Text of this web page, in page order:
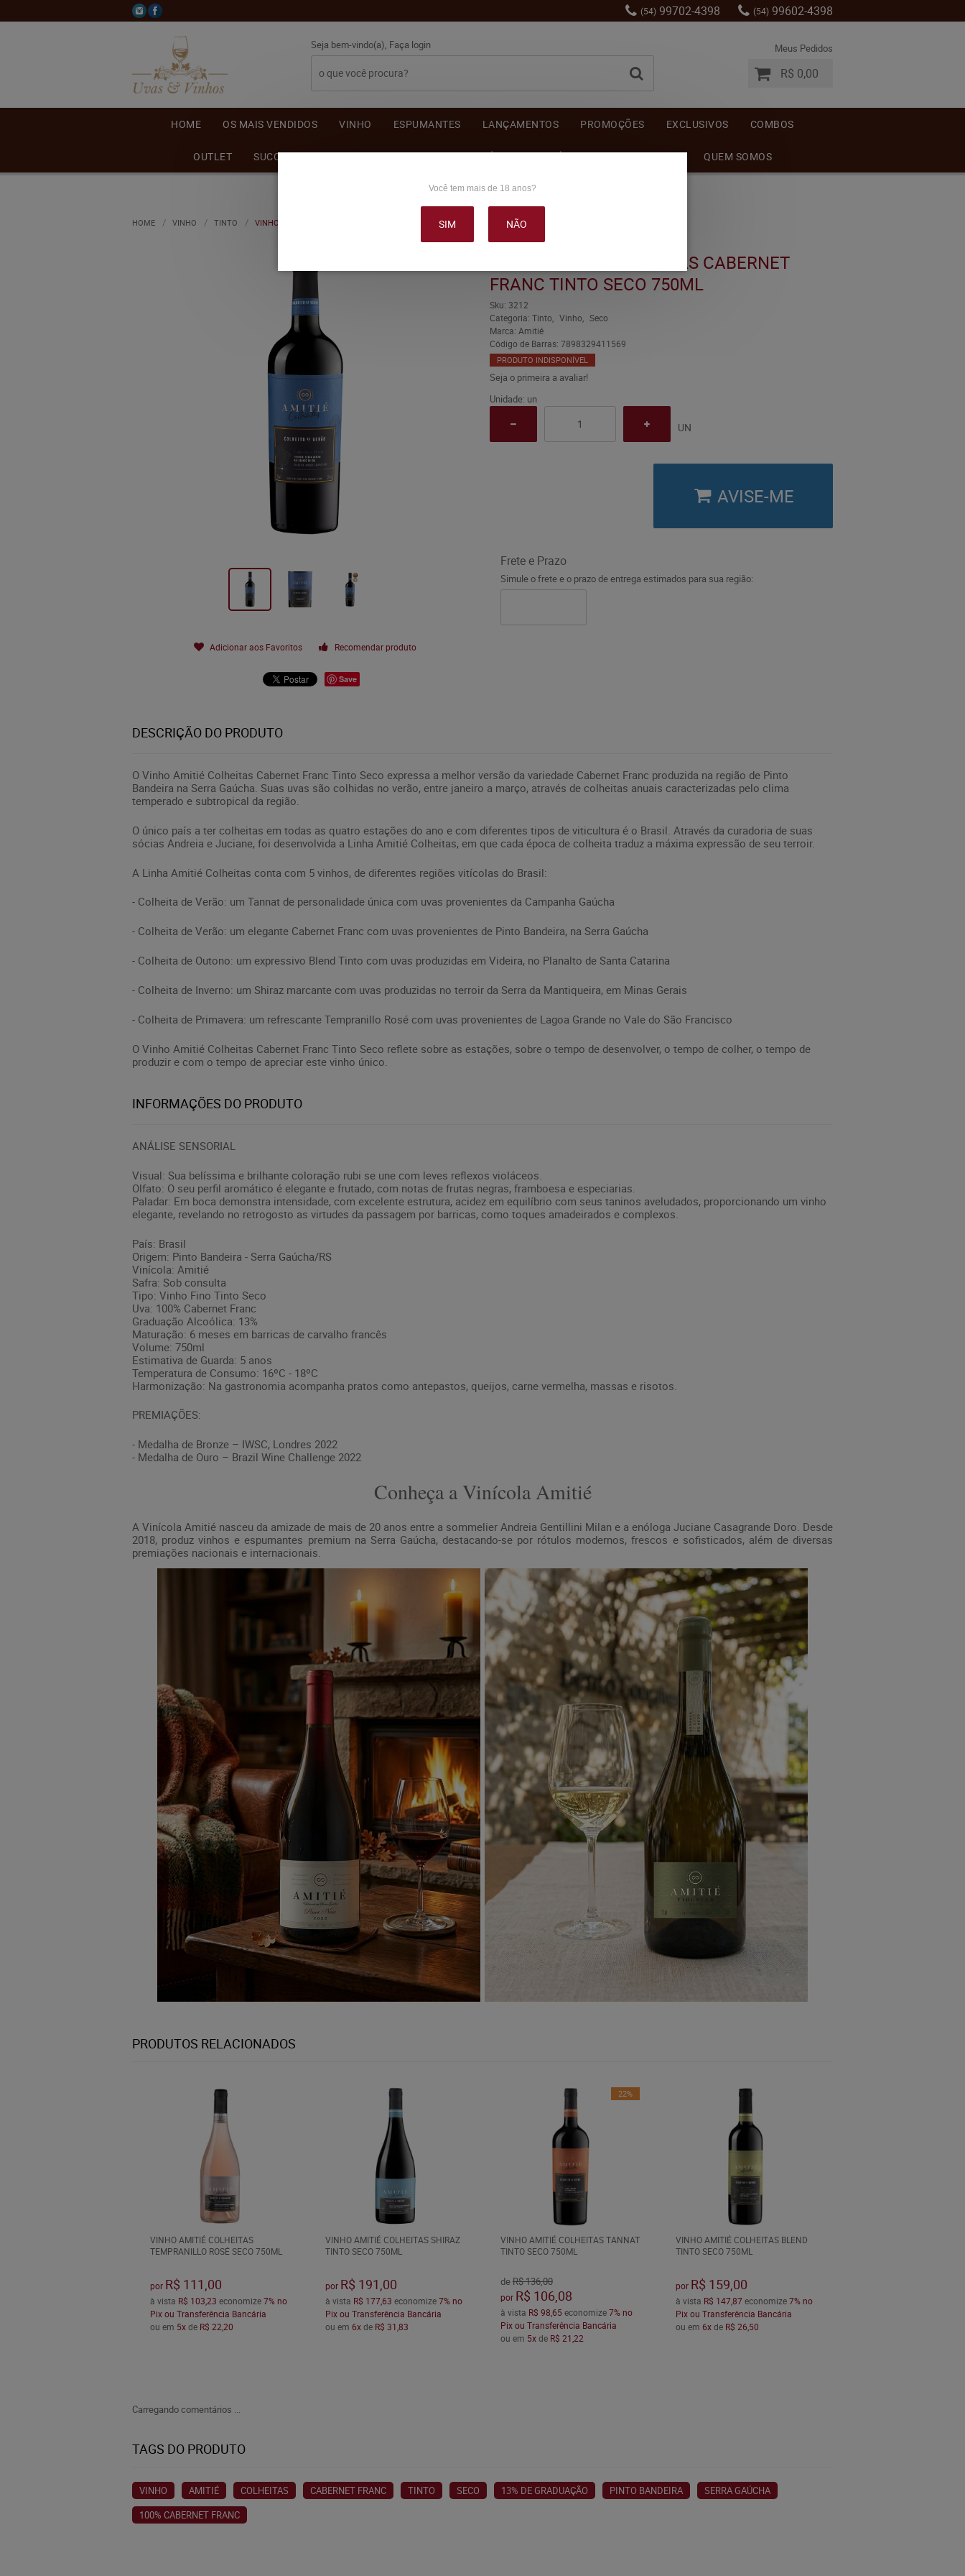
(54) 99702-4398 (54) 99602-4398
Seja bem-vindo(a), Faça login Meus Pedidos
R$ 0,00
HOME OS MAIS VENDIDOS VINHO ESPUMANTES LANÇAMENTOS PROMOÇÕES EXCLUSIVOS COMBOS
OUTLET SUCO DE UVA OUTRAS BEBIDAS DELICATÉSSE & ACESSÓRIOS DEPOIMENTOS QUEM SOMOS
HOME VINHO TINTO VINHO AMITIÉ COLHEITAS CABERNET FRANC TINTO SECO 750ML
Adicionar aos Favoritos Recomendar produto
Save
VINHO AMITIÉ COLHEITAS CABERNET
FRANC TINTO SECO 750ML
Sku: 3212
Categoria: Tinto Vinho
Seco
Marca: Amitié
Código de Barras: 7898329411569
PRODUTO INDISPONÍVEL
Seja o primeira a avaliar!
Unidade: un
UN
AVISE-ME
Frete e Prazo
Simule o frete e o prazo de entrega estimados para sua região:
DESCRIÇÃO DO PRODUTO
O Vinho Amitié Colheitas Cabernet Franc Tinto Seco expressa a melhor versão da variedade Cabernet Franc produzida na região de Pinto
Bandeira na Serra Gaúcha. Suas uvas são colhidas no verão, entre janeiro a março, através de colheitas anuais caracterizadas pelo clima
temperado e subtropical da região.
O único país a ter colheitas em todas as quatro estações do ano e com diferentes tipos de viticultura é o Brasil. Através da curadoria de suas
sócias Andreia e Juciane, foi desenvolvida a Linha Amitié Colheitas, em que cada época de colheita traduz a máxima expressão de seu terroir.
A Linha Amitié Colheitas conta com 5 vinhos, de diferentes regiões vitícolas do Brasil:
- Colheita de Verão: um Tannat de personalidade única com uvas provenientes da Campanha Gaúcha
- Colheita de Verão: um elegante Cabernet Franc com uvas provenientes de Pinto Bandeira, na Serra Gaúcha
- Colheita de Outono: um expressivo Blend Tinto com uvas produzidas em Videira, no Planalto de Santa Catarina
- Colheita de Inverno: um Shiraz marcante com uvas produzidas no terroir da Serra da Mantiqueira, em Minas Gerais
- Colheita de Primavera: um refrescante Tempranillo Rosé com uvas provenientes de Lagoa Grande no Vale do São Francisco
O Vinho Amitié Colheitas Cabernet Franc Tinto Seco reflete sobre as estações, sobre o tempo de desenvolver, o tempo de colher, o tempo de
produzir e com o tempo de apreciar este vinho único.
INFORMAÇÕES DO PRODUTO
ANÁLISE SENSORIAL
Visual: Sua belíssima e brilhante coloração rubi se une com leves reflexos violáceos.
Olfato: O seu perfil aromático é elegante e frutado, com notas de frutas negras, framboesa e especiarias.
Paladar: Em boca demonstra intensidade, com excelente estrutura, acidez em equilíbrio com seus taninos aveludados, proporcionando um vinho
elegante, revelando no retrogosto as virtudes da passagem por barricas, como toques amadeirados e complexos.
País: Brasil
Origem: Pinto Bandeira - Serra Gaúcha/RS
Vinícola: Amitié
Safra: Sob consulta
Tipo: Vinho Fino Tinto Seco
Uva: 100% Cabernet Franc
Graduação Alcoólica: 13%
Maturação: 6 meses em barricas de carvalho francês
Volume: 750ml
Estimativa de Guarda: 5 anos
Temperatura de Consumo: 16ºC - 18ºC
Harmonização: Na gastronomia acompanha pratos como antepastos, queijos, carne vermelha, massas e risotos.
PREMIAÇÕES:
- Medalha de Bronze – IWSC, Londres 2022
- Medalha de Ouro – Brazil Wine Challenge 2022
Conheça a Vinícola Amitié
A Vinícola Amitié nasceu da amizade de mais de 20 anos entre a sommelier Andreia Gentillini Milan e a enóloga Juciane Casagrande Doro. Desde
2018, produz vinhos e espumantes premium na Serra Gaúcha, destacando-se por rótulos modernos, frescos e sofisticados, além de diversas
premiações nacionais e internacionais.
PRODUTOS RELACIONADOS
VINHO AMITIÉ COLHEITAS
TEMPRANILLO ROSÉ SECO 750ML
por R$ 111,00
à vista R$ 103,23 economize7% no
Pix ou Transferência Bancária
ou em 5xde R$ 22,20
VINHO AMITIÉ COLHEITAS SHIRAZ
TINTO SECO 750ML
por R$ 191,00
à vista R$ 177,63 economize7% no
Pix ou Transferência Bancária
ou em 6xde R$ 31,83
22%
VINHO AMITIÉ COLHEITAS TANNAT
TINTO SECO 750ML
deR$ 136,00
por R$ 106,08
à vista R$ 98,65economize7% no
Pix ou Transferência Bancária
ou em 5xde R$ 21,22
VINHO AMITIÉ COLHEITAS BLEND
TINTO SECO 750ML
por R$ 159,00
à vista R$ 147,87economize7% no
Pix ou Transferência Bancária
ou em 6xde R$ 26,50
Carregando comentários ...
TAGS DO PRODUTO
VINHO AMITIÉ COLHEITAS CABERNET FRANC TINTO SECO 13% DE GRADUAÇÃO PINTO BANDEIRA
SERRA GAÚCHA
100% CABERNET FRANC
Você tem mais de 18 anos?
SIM NÃO